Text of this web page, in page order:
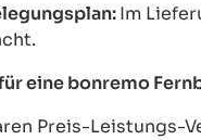
Im
eine bonremo
Preis-Leistungs-